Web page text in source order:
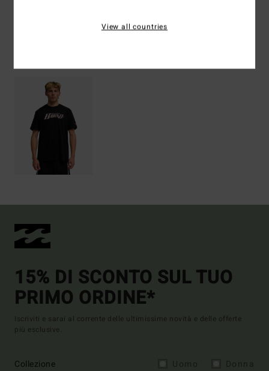
15% DI SCONTO SUL TUO
PRIMO ORDINE*
Iscriviti e sarai al corrente delle ultimissime novità e delle offerte
più esclusive.
Collezione
View all countries